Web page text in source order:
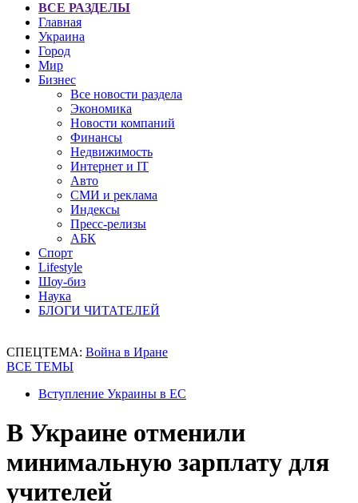
ВСЕ РАЗДЕЛЫ
Главная
Украина
Город
Мир
Бизнес
Все новости раздела
Экономика
Новости компаний
Финансы
Недвижимость
Интернет и IT
Авто
СМИ и реклама
Индексы
Пресс-релизы
АБК
Спорт
Lifestyle
Шоу-биз
Наука
БЛОГИ ЧИТАТЕЛЕЙ
СПЕЦТЕМА: Война в Иране
ВСЕ ТЕМЫ
Вступление Украины в ЕС
В Украине отменили
минимальную зарплату для
учителей